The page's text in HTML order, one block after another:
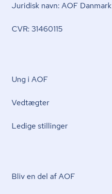
Juridisk navn: AOF Danmark
CVR: 31460115
Ung i AOF
Vedtægter
Ledige stillinger
Bliv en del af AOF